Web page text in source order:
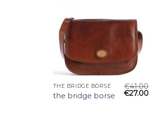
THE BRIDGE BORSE
the bridge borse
€41.00
€27.00